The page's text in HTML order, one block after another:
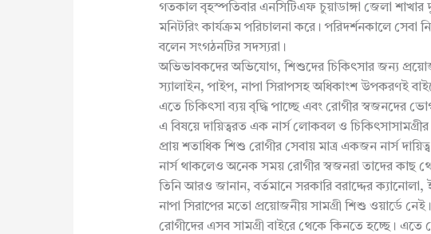
গতকাল বৃহস্পতিবার এনসিটিএফ চুয়াডাঙ্গা জেলা শাখার
মনিটরিং কার্যক্রম পরিচালনা করে। পরিদর্শনকালে
বলেন সংগঠনটির সদস্যরা।
অভিভাবকদের অভিযোগ, শিশুদের চিকিৎসার জন্য
স্যালাইন, পাইপ, নাপা সিরাপসহ অধিকাংশ উপকরণই
এতে চিকিৎসা ব্যয় বৃদ্ধি পাচ্ছে এবং রোগীর স্বজনদের
এ বিষয়ে দায়িত্বরত এক নার্স লোকবল ও
প্রায় শতাধিক শিশু রোগীর সেবায় মাত্র একজন নার্স
নার্স থাকলেও অনেক সময় রোগীর স্বজনরা তাদের কাছ
তিনি আরও জানান, বর্তমানে সরকারি বরাদ্দের
নাপা সিরাপের মতো প্রয়োজনীয় সামগ্রী শিশু ওয়ার্ডে
রোগীদের এসব সামগ্রী বাইরে থেকে কিনতে হচ্ছে। এতে